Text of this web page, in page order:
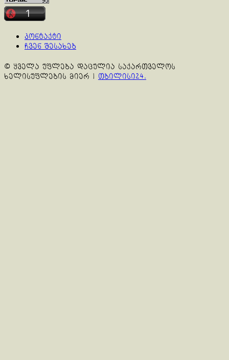
კონტაქტი
ჩვენ შესახებ
© ყველა უფლება დაცულია საქართველოს
ხელისუფლების მიერ | თბილისი24.